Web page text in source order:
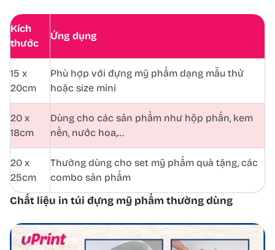
Kích
thước
Ứng dụng
15 x
20cm
Phù hợp với đựng mỹ phẩm dạng mẫu thử
hoặc size mini
20 x
18cm
Dùng cho các sản phẩm như hộp phấn, kem
nền, nước hoa,…
20 x
25cm
Thường dùng cho set mỹ phẩm quà tặng, các
combo sản phẩm
Chất liệu in túi đựng mỹ phẩm thường dùng